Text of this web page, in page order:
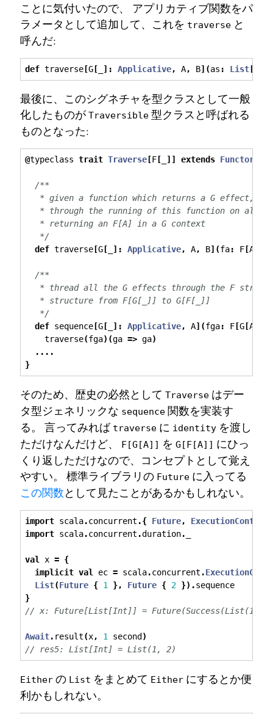
ことに気付いたので、 アプリカティブ関数をパ
ラメータとして追加して、これを traverseと
呼んだ:
def traverse[G[ ]: Applicative, A, B](as : List[
最後に、このシグネチャを型クラスとして一般
化したものが Traversible型クラスと呼ばれる
ものとなった:
@typeclass trait Traverse[F[ ]] extends Functor
/**
* given a function which returns a G effect,
* through the running of this function on all
* returning an F[A] in a G context
*/
def traverse[G[ ]: Applicative, A, B](fa: F[A
/**
* thread all the G effects through the F
* structure from F[G[_]] to G[F[_]]
*/
def sequence[G[ ]: Applicative, A](fga: F[G[A
traverse(fga)(ga => ga)
....
}
そのため、歴史の必然として Traverseはデー
タ型ジェネリックな sequence関数を実装す
る。 言ってみれば traverseに identityを渡し
ただけなんだけど、
F[G[A]] を G[F[A]] にひっ
くり返しただけなので、コンセプトとして覚え
やすい。 標準ライブラリの Futureに入ってる
この関数として見たことがあるかもしれない。
import scala.concurrent .{ Future, ExecutionContext
import scala.concurrent .duration.
val x = {
implicit val ec = scala.concurrent .
List(Future { 1 }, Future { 2 }).sequence
}
// x: Future[List[Int]] = Future(Success(List(1,
Await. result(x, 1 second )
// res5: List[Int] = List(1, 2)
Eitherの List をまとめて Eitherにするとか便
利かもしれない。